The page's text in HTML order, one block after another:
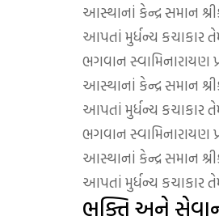
આસ્થાનાં કેન્દ્ર સમાન
આપતાં મુર્ધન્ય કચાકાર
ભગવાન સ્વામિનારાયણ
આસ્થાનાં કેન્દ્ર સમાન
આપતાં મુર્ધન્ય કચાકાર
ભગવાન સ્વામિનારાયણ
આસ્થાનાં કેન્દ્ર સમાન
આપતાં મુર્ધન્ય કચાકાર
ભક્તિ અને સેવાનાં